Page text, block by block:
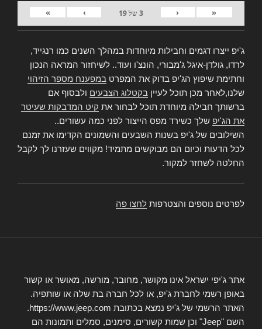
«
‹
3של19
›
»
ג'יפ ייצרו דגמים וחבילות מיוחדות במהלך השנים כמו רנגייד,
לרדו, גולדן-איגל ג'מבורי, הונצ'ו ועוד.. לשיחזור המראה הנכון
וחתימת שיפוץ הג'יפ בדוק את המפרט במפענח מספר הזיהוי
שלנו,לאחר מכן תוכל לעיין בקטלוג הצבעים ולבסוף אם
ברשותך חבילה מיוחדת תוכל לבחור את קיט המדבקות שעיטר
את הג'יפ שלך כשירד מפס הייצור לפני כמה עשורים..
השילובים של ג'יפ בשנות השבעים והשמונים הקדימו את זמנם
לכל הדעות וכיום הם מבוקשים מתמיד! מקווים שעזרנו לך לקבל
החלטה לשחזר למקור.
לפרטים נוספים והצטרפות לחצו פה
אתר ג'יפי ישראל אינו מקושר, מחובר, מורשה, מאושר או קשור
באופן רשמי לחברת ג'יפ, או לכל חברה בת שלה או שותפיה.
האתר הרשמי של ג'יפ נמצא בכתובת https://www.jeep.com.
השם "Jeep" וכן שמות קשורים, סימנים, סמלים ותמונות הם